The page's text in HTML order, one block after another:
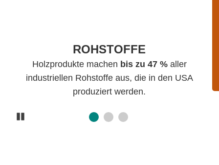
ROHSTOFFE
Holzprodukte machen bis zu 47 %aller
industriellen Rohstoffe aus, die in den USA
produziert werden.